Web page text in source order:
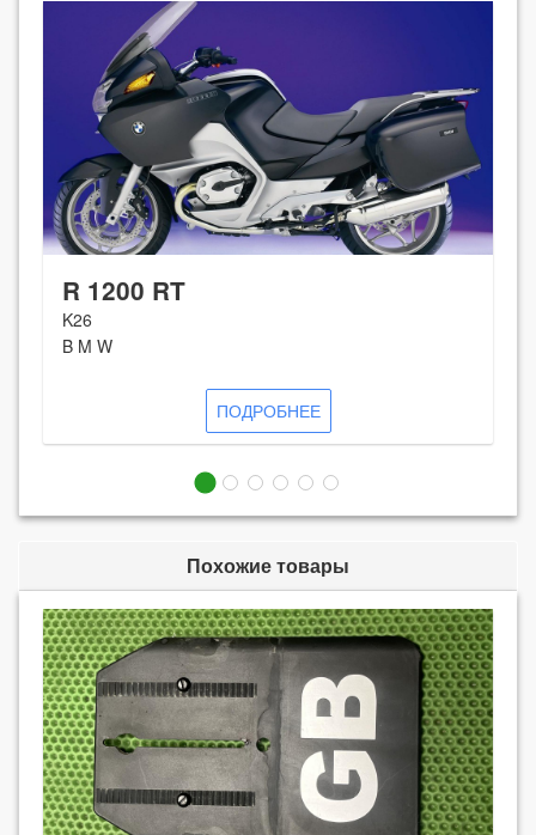
R 1200 RT
K26
B M W
ПОДРОБНЕЕ
Похожие товары